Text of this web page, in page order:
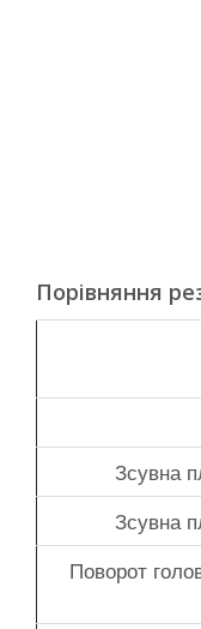
Порівняння
Зсувна
Зсувна
Поворот